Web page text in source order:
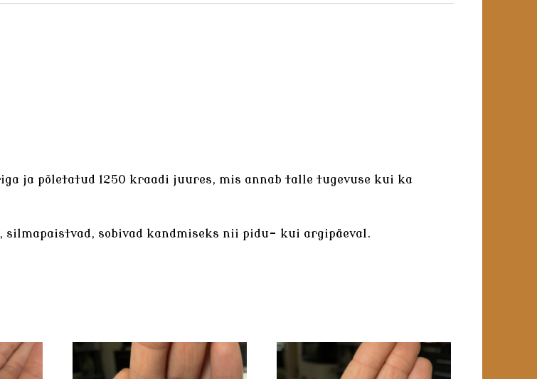
ja põletatud 1250 kraadi juures, mis annab talle tugevuse kui ka
silmapaistvad, sobivad kandmiseks nii pidu- kui argipäeval.